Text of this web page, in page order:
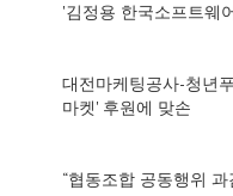
'김정용 한국소프트웨
대전마케팅공사-청년
마켓' 후원에 맞손
“협동조합 공동행위